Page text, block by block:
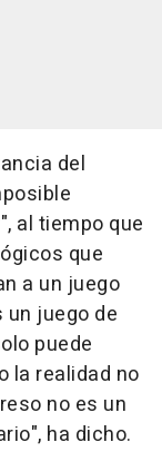
del
al tiempo que
que
a un juego
juego de
puede
la realidad no
no es un
ha dicho.